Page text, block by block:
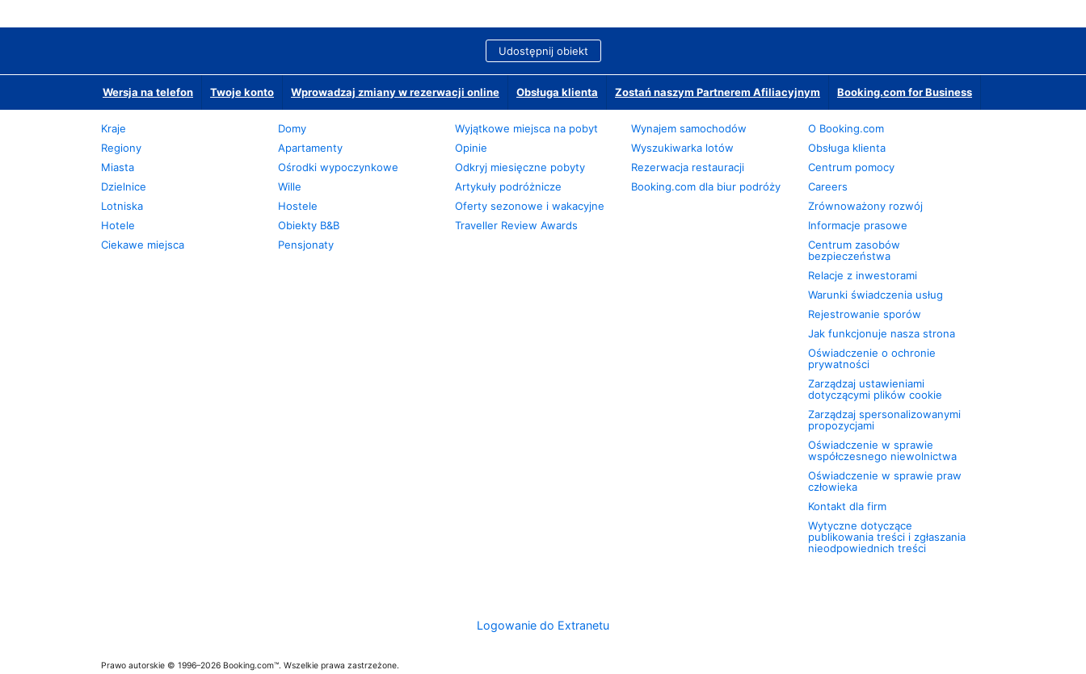
Udostępnij obiekt
Wersja na telefon Twoje konto Wprowadzaj zmiany w rezerwacji online Obsługa klienta Zostań naszym Partnerem Afiliacyjnym Booking.com for Business
Kraje
Regiony
Miasta
Dzielnice
Lotniska
Hotele
Ciekawe miejsca
Domy
Apartamenty
Ośrodki wypoczynkowe
Wille
Hostele
Obiekty B&B
Pensjonaty
Wyjątkowe miejsca na pobyt
Opinie
Odkryj miesięczne pobyty
Artykuły podróżnicze
Oferty sezonowe i wakacyjne
Traveller Review Awards
Wynajem samochodów
Wyszukiwarka lotów
Rezerwacja restauracji
Booking.com dla biur podróży
O Booking.com
Obsługa klienta
Centrum pomocy
Careers
Zrównoważony rozwój
Informacje prasowe
Centrum zasobów
bezpieczeństwa
Relacje z inwestorami
Warunki świadczenia usług
Rejestrowanie sporów
Jak funkcjonuje nasza strona
Oświadczenie o ochronie
prywatności
Zarządzaj ustawieniami
dotyczącymi plików cookie
Zarządzaj spersonalizowanymi
propozycjami
Oświadczenie w sprawie
współczesnego niewolnictwa
Oświadczenie w sprawie praw
człowieka
Kontakt dla firm
Wytyczne dotyczące
publikowania treści i zgłaszania
nieodpowiednich treści
Logowanie do Extranetu
Prawo autorskie © 1996–2026 Booking.com™. Wszelkie prawa zastrzeżone.